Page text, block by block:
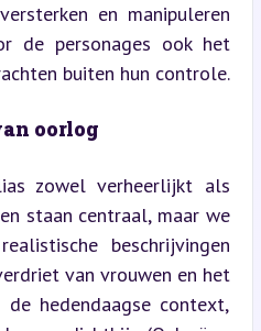
en manipuleren
de personages ook het
buiten hun controle.
oorlog
zowel verheerlijkt als
staan centraal, maar we
beschrijvingen
van vrouwen en het
hedendaagse context,